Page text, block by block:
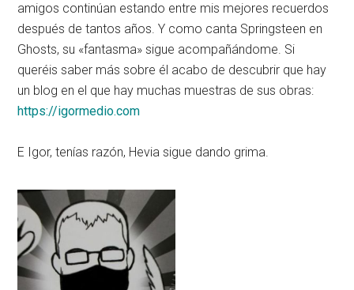
amigos continúan estando entre mis mejores recuerdos
después de tantos años. Y como canta Springsteen en
Ghosts, su «fantasma» sigue acompañándome. Si
queréis saber más sobre él acabo de descubrir que hay
un blog en el que hay muchas muestras de sus obras:
https://igormedio.com
E Igor, tenías razón, Hevia sigue dando grima.